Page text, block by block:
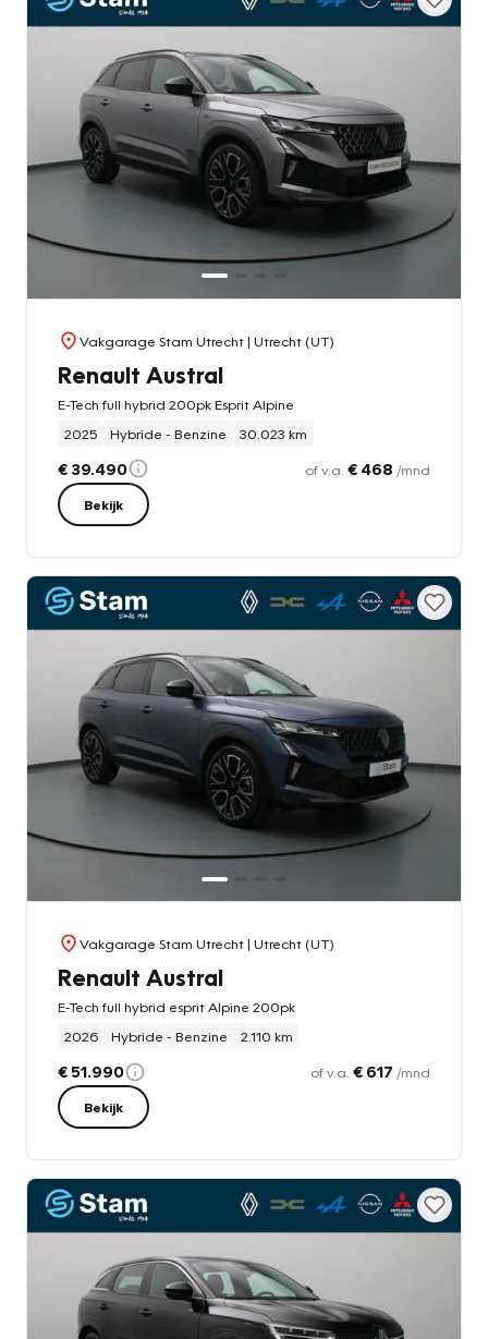
Vakgarage Stam Utrecht| Utrecht (UT)
Renault Austral
E-Tech full hybrid 200pk Esprit Alpine
2025
Hybride - Benzine 30.023 km
€ 39.490 of v.a. € 468 /mnd
Bekijk
Vakgarage Stam Utrecht| Utrecht (UT)
Renault Austral
E-Tech full hybrid esprit Alpine 200pk
2026
Hybride - Benzine 2.110 km
€ 51.990 of v.a. € 617 /mnd
Bekijk